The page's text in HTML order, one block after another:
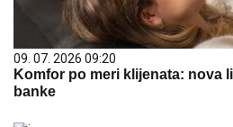
09. 07. 2026 09:20
Komfor po meri klijenata: nova
banke